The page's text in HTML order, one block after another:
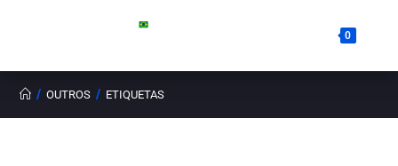
0
/ OUTROS / ETIQUETAS